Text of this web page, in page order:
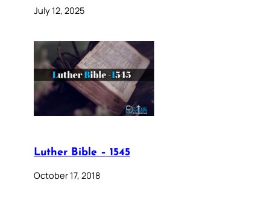
July 12, 2025
Luther Bible – 1545
October 17, 2018